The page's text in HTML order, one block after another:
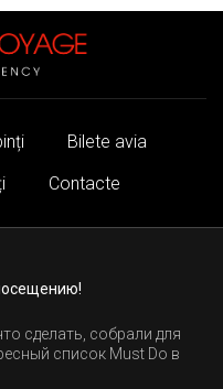
Bilete avia
Contacte
сделать, собрали для
список Must Do в